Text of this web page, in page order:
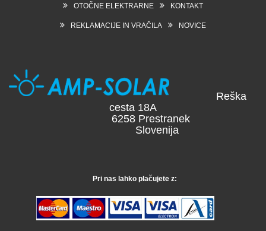
OTOČNE ELEKTRARNE KONTAKT
REKLAMACIJE IN VRAČILA NOVICE
Reška
cesta 18A
6258 Prestranek
Slovenija
Pri nas lahko plačujete z: